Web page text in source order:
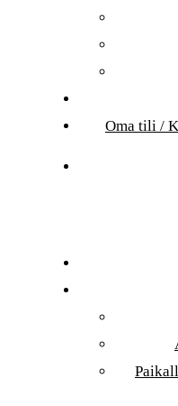
Oma tili /